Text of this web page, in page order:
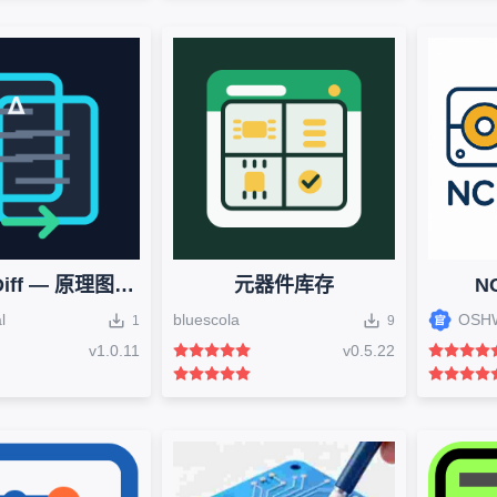
Design Diff — 原理图差异与 ECN
1
v1.0.11
元器件库存
bluescola 9
v0.5.22